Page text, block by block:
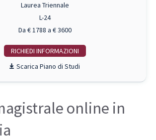
Laurea Triennale
L-24
Da € 1788 a € 3600
RICHIEDI INFO
Piano di Studi
online in